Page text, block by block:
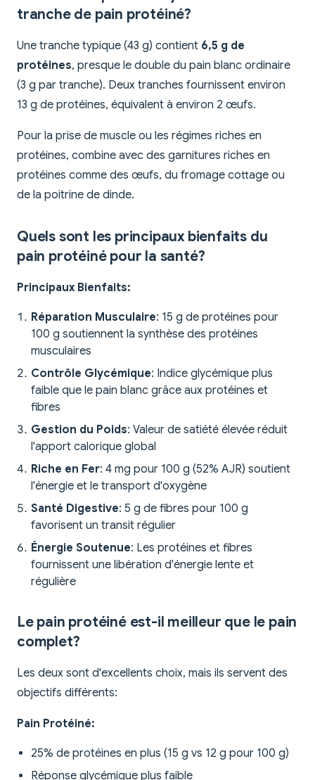
tranche de pain protéiné?
Une tranche typique (43 g) contient 6,5 g de
protéines, presque le double du pain blanc ordinaire
(3 g par tranche). Deux tranches fournissent environ
13 g de protéines, équivalent à environ 2 œufs.
Pour la prise de muscle ou les régimes riches en
protéines, combine avec des garnitures riches en
protéines comme des œufs, du fromage cottage ou
de la poitrine de dinde.
Quels sont les principaux bienfaits du
pain protéiné pour la santé?
Principaux Bienfaits:
Réparation Musculaire: 15 g de protéines pour
100 g soutiennent la synthèse des protéines
musculaires
Contrôle Glycémique: Indice glycémique plus
faible que le pain blanc grâce aux protéines et
fibres
Gestion du Poids: Valeur de satiété élevée réduit
l'apport calorique global
Riche en Fer: 4 mg pour 100 g (52% AJR) soutient
l'énergie et le transport d'oxygène
Santé Digestive: 5 g de fibres pour 100 g
favorisent un transit régulier
Énergie Soutenue: Les protéines et fibres
fournissent une libération d'énergie lente et
régulière
Le pain protéiné est-il meilleur que le pain
complet?
Les deux sont d'excellents choix, mais ils servent des
objectifs différents:
Pain Protéiné:
25% de protéines en plus (15 g vs 12 g pour 100 g)
Réponse glycémique plus faible